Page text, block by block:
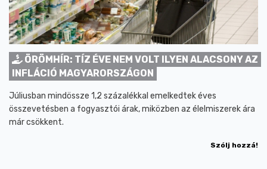
ÖRÖMHÍR: TÍZ ÉVE NEM VOLT ILYEN ALACSONY AZ
INFLÁCIÓ MAGYARORSZÁGON
Júliusban mindössze 1,2 százalékkal emelkedtek éves
összevetésben a fogyasztói árak, miközben az élelmiszerek ára
már csökkent.
Szólj hozzá!